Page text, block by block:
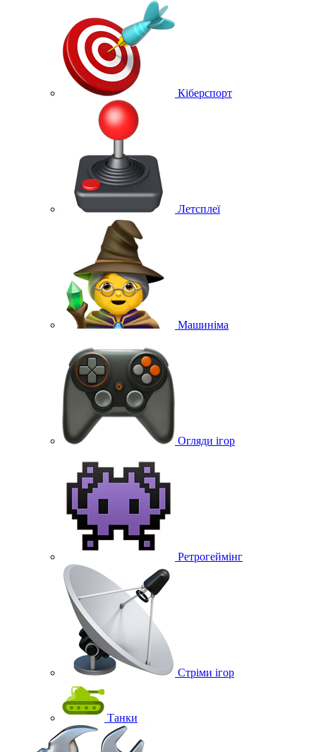
Кіберспорт
Летсплеї
Машиніма
Огляди ігор
Ретрогеймінг
Стріми ігор
Танки